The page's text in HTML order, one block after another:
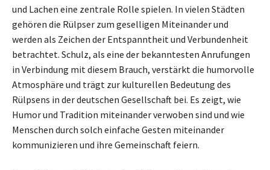
und Lachen eine zentrale Rolle spielen. In vielen Städten
gehören die Rülpser zum geselligen Miteinander und
werden als Zeichen der Entspanntheit und Verbundenheit
betrachtet. Schulz, als eine der bekanntesten Anrufungen
in Verbindung mit diesem Brauch, verstärkt die humorvolle
Atmosphäre und trägt zur kulturellen Bedeutung des
Rülpsens in der deutschen Gesellschaft bei. Es zeigt, wie
Humor und Tradition miteinander verwoben sind und wie
Menschen durch solch einfache Gesten miteinander
kommunizieren und ihre Gemeinschaft feiern.